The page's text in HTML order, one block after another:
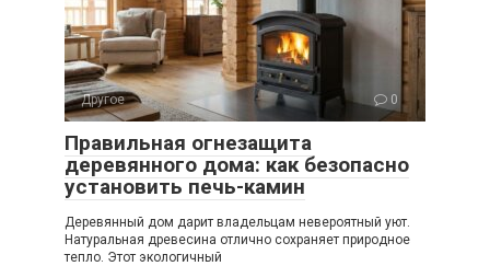
Другое 0
Правильная огнезащита
деревянного дома: как безопасно
установить печь-камин
Деревянный дом дарит владельцам невероятный уют.
Натуральная древесина отлично сохраняет природное
тепло. Этот экологичный